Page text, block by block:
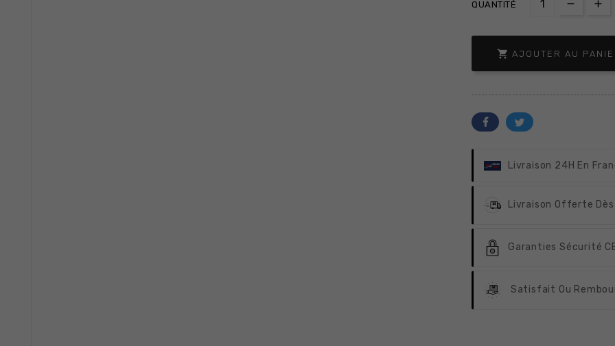
QUANTITÉ
 AJOUTER AU
Livraison 24H En
Livraison Offerte
Garanties Sécurité
Satisfait Ou